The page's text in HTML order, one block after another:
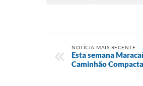
NOTÍCIA MAIS RECENTE
Esta semana
Caminhão